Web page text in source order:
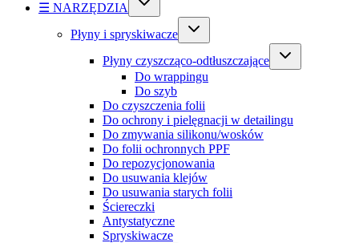
☰ NARZĘDZIA
Płyny i spryskiwacze
Płyny czyszcząco-odtłuszczające
Do wrappingu
Do szyb
Do czyszczenia folii
Do ochrony i pielęgnacji w detailingu
Do zmywania silikonu/wosków
Do folii ochronnych PPF
Do repozycjonowania
Do usuwania klejów
Do usuwania starych folii
Ściereczki
Antystatyczne
Spryskiwacze